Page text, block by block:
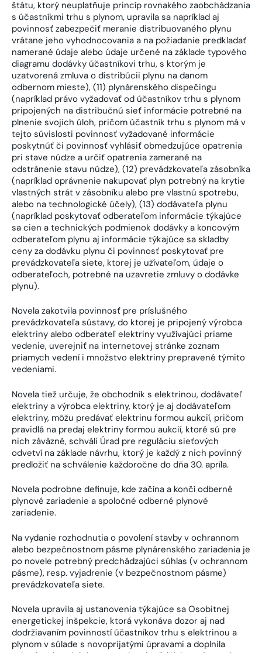
štátu, ktorý neuplatňuje princíp rovnakého zaobchádzania
s účastníkmi trhu s plynom, upravila sa napríklad aj
povinnosť zabezpečiť meranie distribuovaného plynu
vrátane jeho vyhodnocovania a na požiadanie predkladať
namerané údaje alebo údaje určené na základe typového
diagramu dodávky účastníkovi trhu, s ktorým je
uzatvorená zmluva o distribúcii plynu na danom
odbernom mieste), (11) plynárenského dispečingu
(napríklad právo vyžadovať od účastníkov trhu s plynom
pripojených na distribučnú sieť informácie potrebné na
plnenie svojich úloh, pričom účastník trhu s plynom má v
tejto súvislosti povinnosť vyžadované informácie
poskytnúť či povinnosť vyhlásiť obmedzujúce opatrenia
pri stave núdze a určiť opatrenia zamerané na
odstránenie stavu núdze), (12) prevádzkovateľa zásobníka
(napríklad oprávnenie nakupovať plyn potrebný na krytie
vlastných strát v zásobníku alebo pre vlastnú spotrebu,
alebo na technologické účely), (13) dodávateľa plynu
(napríklad poskytovať odberateľom informácie týkajúce
sa cien a technických podmienok dodávky a koncovým
odberateľom plynu aj informácie týkajúce sa skladby
ceny za dodávku plynu či povinnosť poskytovať pre
prevádzkovateľa siete, ktorej je užívateľom, údaje o
odberateľoch, potrebné na uzavretie zmluvy o dodávke
plynu).
Novela zakotvila povinnosť pre príslušného
prevádzkovateľa sústavy, do ktorej je pripojený výrobca
elektriny alebo odberateľ elektriny využívajúci priame
vedenie, uverejniť na internetovej stránke zoznam
priamych vedení i množstvo elektriny prepravené týmito
vedeniami.
Novela tiež určuje, že obchodník s elektrinou, dodávateľ
elektriny a výrobca elektriny, ktorý je aj dodávateľom
elektriny, môžu predávať elektrinu formou aukcií, pričom
pravidlá na predaj elektriny formou aukcií, ktoré sú pre
nich záväzné, schváli Úrad pre reguláciu sieťových
odvetví na základe návrhu, ktorý je každý z nich povinný
predložiť na schválenie každoročne do dňa 30. apríla.
Novela podrobne definuje, kde začína a končí odberné
plynové zariadenie a spoločné odberné plynové
zariadenie.
Na vydanie rozhodnutia o povolení stavby v ochrannom
alebo bezpečnostnom pásme plynárenského zariadenia je
po novele potrebný predchádzajúci súhlas (v ochrannom
pásme), resp. vyjadrenie (v bezpečnostnom pásme)
prevádzkovateľa siete.
Novela upravila aj ustanovenia týkajúce sa Osobitnej
energetickej inšpekcie, ktorá vykonáva dozor aj nad
dodržiavaním povinností účastníkov trhu s elektrinou a
plynom v súlade s novoprijatými úpravami a doplnila